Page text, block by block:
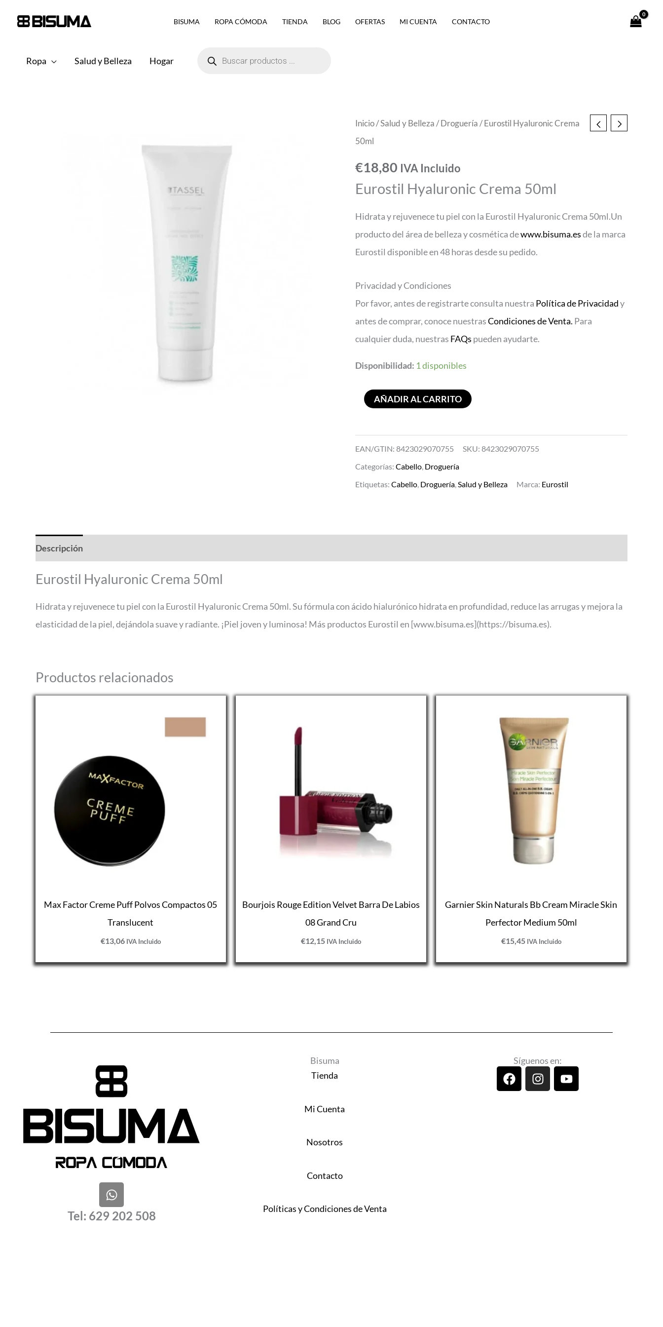
BISUMA ROPA CÓMODA TIENDA BLOG OFERTAS MI CUENTA CONTACTO
Ropa Salud y Belleza Hogar
productos
Inicio/Salud y Belleza / Droguería / Eurostil Hyaluronic Crema
50ml
€18,80 IVA Incluido
Eurostil Hyaluronic Crema 50ml
Hidrata y rejuvenece tu piel con la Eurostil Hyaluronic Crema 50ml.Un
producto del área de belleza y cosmética dewww.bisuma.esde la marca
Eurostil disponible en 48 horas desde su pedido.
Privacidad y Condiciones
Por favor, antes de registrarte consulta nuestra Política de Privacidady
antes de comprar, conoce nuestrasCondiciones de Venta. Para
cualquier duda, nuestras FAQs pueden ayudarte.
Disponibilidad: 1 disponibles
Eurostil
Hyaluronic
cantidad
AÑADIR AL CARRITO
EAN/GTIN: 8423029070755 SKU: 8423029070755
Categorías: Cabello Droguería
Etiquetas: Cabello Droguería Salud y Belleza Marca: Eurostil
Descripción
Eurostil Hyaluronic Crema 50ml
Hidrata y rejuvenece tu piel con la Eurostil Hyaluronic Crema 50ml. Su fórmula con ácido hialurónico hidrata en profundidad, reduce las arrugas y mejora la
elasticidad de la piel, dejándola suave y radiante. ¡Piel joven y luminosa! Más productos Eurostil en [www.bisuma.es](https://bisuma.es).
Productos relacionados
Max Factor Creme Puff Polvos Compactos 05
Translucent
€13,06 IVA Incluido
Bourjois Rouge Edition Velvet Barra De Labios
08 Grand Cru
€12,15 IVA Incluido
Garnier Skin Naturals Bb Cream Miracle Skin
Perfector Medium 50ml
€15,45 IVA Incluido
W
h
a
t
Tel: 629 202 508
Bisuma
Tienda
Mi Cuenta
Nosotros
Contacto
Políticas y Condiciones de Venta
Síguenos en:
F
a
I
n
Y
o